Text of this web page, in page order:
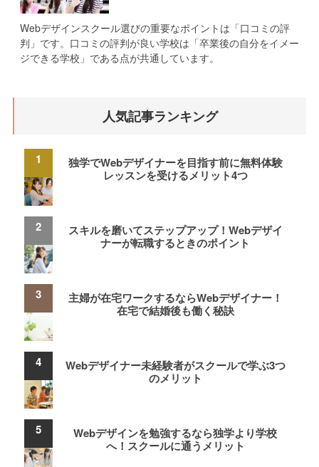
Webデザインスクール選びの重要なポイントは「口コミの評
判」です。口コミの評判が良い学校は「卒業後の自分をイメー
ジできる学校」である点が共通しています。
人気記事ランキング
独学でWebデザイナーを目指す前に無料体験
レッスンを受けるメリット4つ
スキルを磨いてステップアップ！Webデザイ
ナーが転職するときのポイント
主婦が在宅ワークするならWebデザイナー！
在宅で結婚後も働く秘訣
Webデザイナー未経験者がスクールで学ぶ3つ
のメリット
Webデザインを勉強するなら独学より学校
へ！スクールに通うメリット